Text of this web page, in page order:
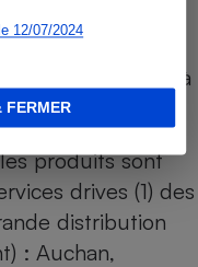
12/07/2024
FERMER
sur l’ensemble
produits de
sont comparés à
produits sont
drives (1) des
distribution
: Auchan,